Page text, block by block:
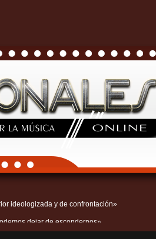
ideologizada y de confrontación»
dejar de escondernos»